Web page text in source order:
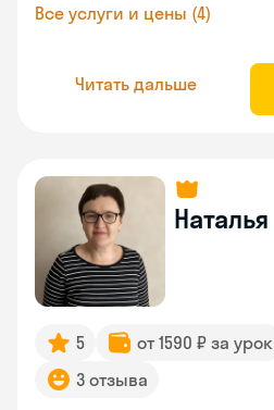
Все услуги и цены (4)
Читать дальше
Наталья
5 от 1590 ₽ за урок
3 отзыва